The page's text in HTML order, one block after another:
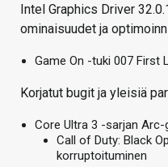
Intel Graphics Driver
ominaisuudet ja
Game On -tuki 007 First
Korjatut bugit ja yleisiä
Core Ultra 3 -sarjan
Call of Duty: Black
korruptoituminen